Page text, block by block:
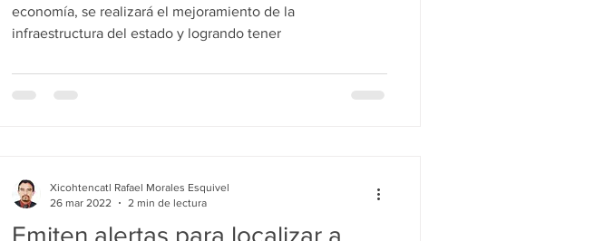
economía, se realizará el mejoramiento de la
infraestructura del estado y logrando tener
Emiten alertas para localizar a
Xicohtencatl Rafael Morales Esquivel
26 mar 2022
2 min de lectura